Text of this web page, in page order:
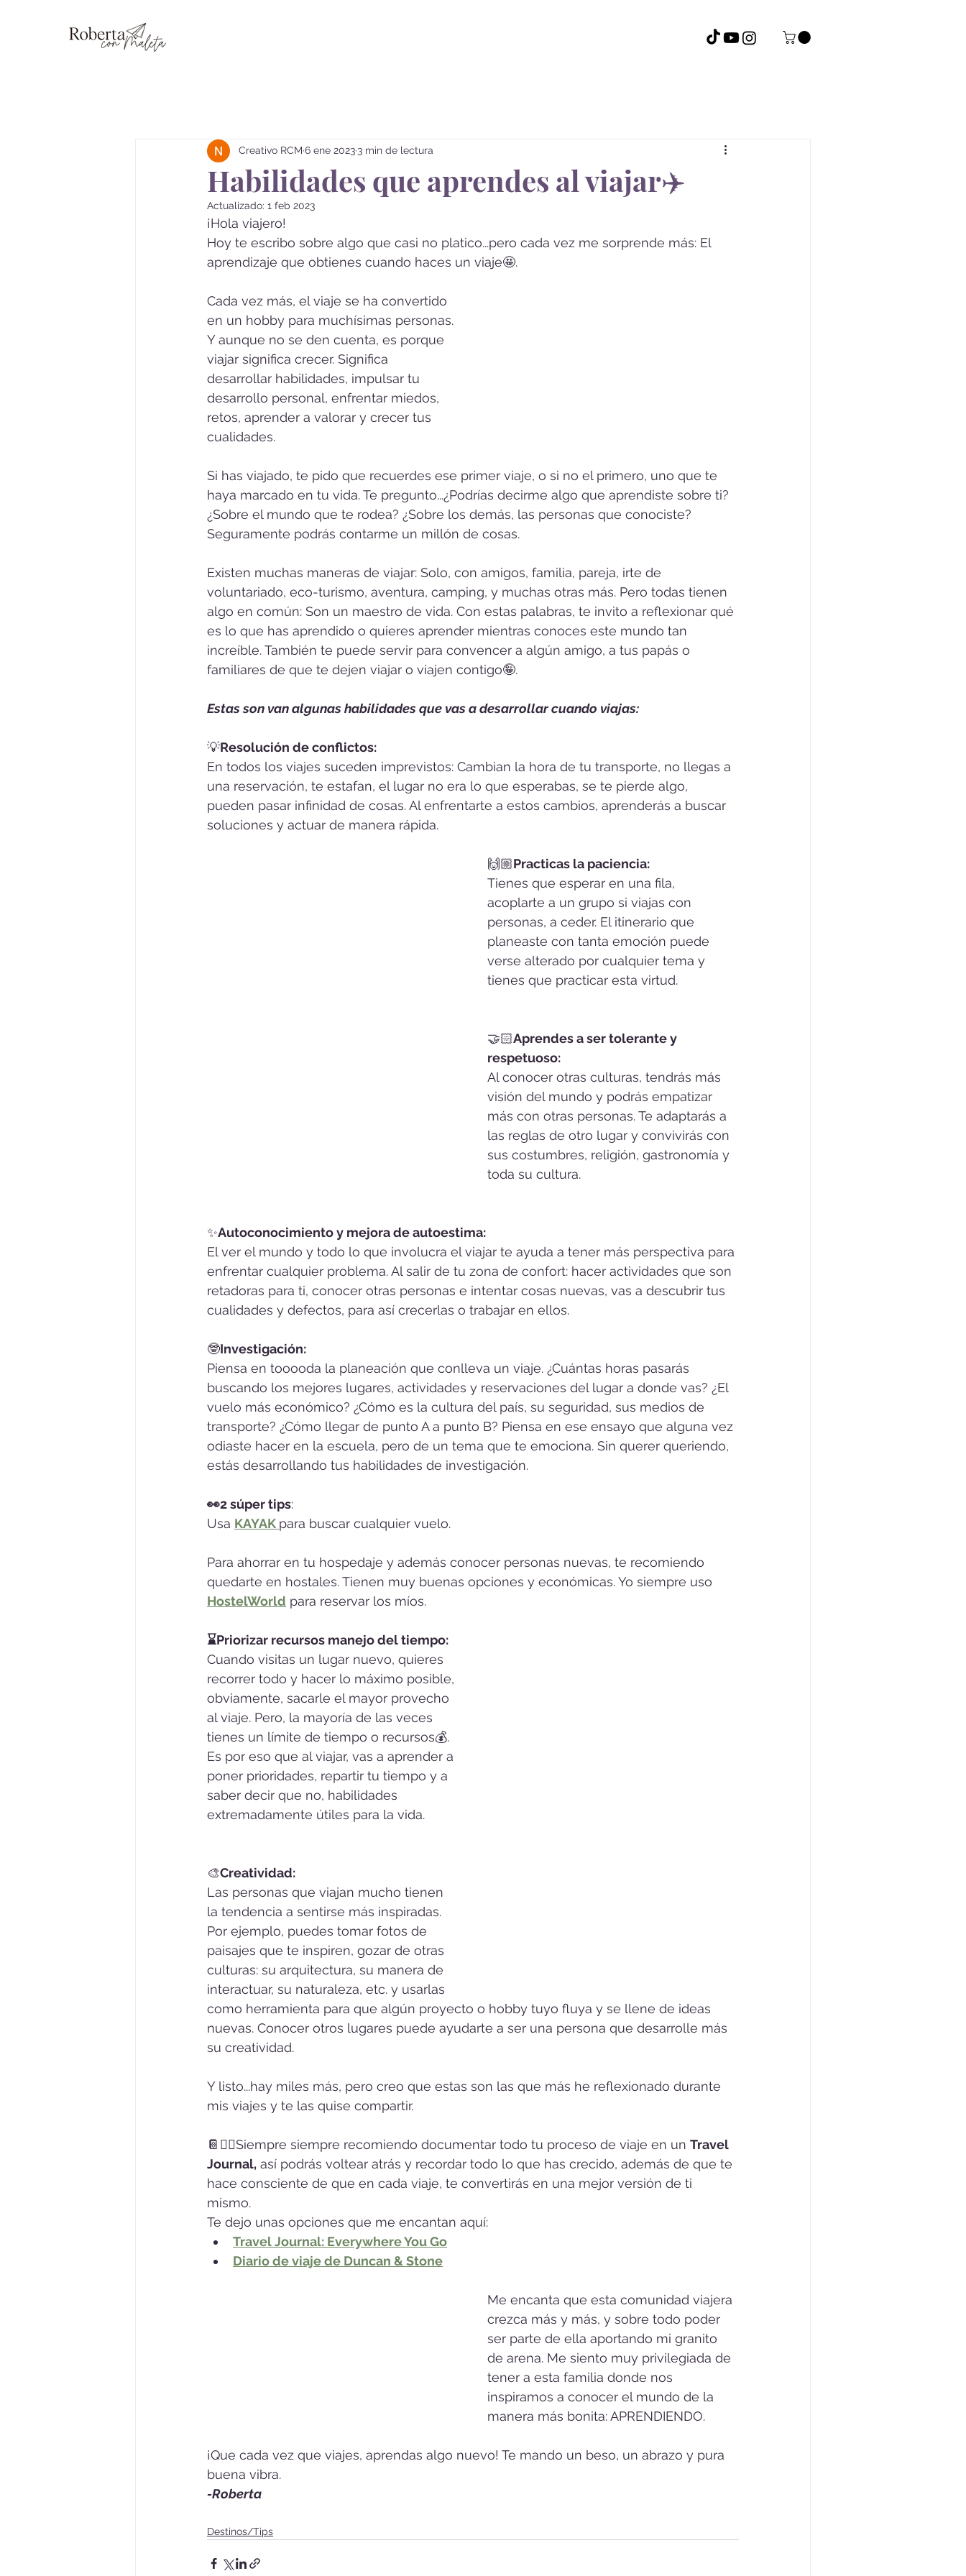
Habilidades que aprendes al viajar✈️
Creativo RCM 6 ene 2023 3 min de lectura
Actualizado: 1 feb 2023
¡Hola viajero!
Hoy te escribo sobre algo que casi no platico...pero cada vez me sorprende más: El
aprendizaje que obtienes cuando haces un viaje🤩.
Cada vez más, el viaje se ha convertido
en un hobby para muchísimas personas.
Y aunque no se den cuenta, es porque
viajar significa crecer. Significa
desarrollar habilidades, impulsar tu
desarrollo personal, enfrentar miedos,
retos, aprender a valorar y crecer tus
cualidades.
Si has viajado, te pido que recuerdes ese primer viaje, o si no el primero, uno que te
haya marcado en tu vida. Te pregunto...¿Podrías decirme algo que aprendiste sobre ti?
¿Sobre el mundo que te rodea? ¿Sobre los demás, las personas que conociste?
Seguramente podrás contarme un millón de cosas.
Existen muchas maneras de viajar: Solo, con amigos, familia, pareja, irte de
voluntariado, eco-turismo, aventura, camping, y muchas otras más. Pero todas tienen
algo en común: Son un maestro de vida. Con estas palabras, te invito a reflexionar qué
es lo que has aprendido o quieres aprender mientras conoces este mundo tan
increíble. También te puede servir para convencer a algún amigo, a tus papás o
familiares de que te dejen viajar o viajen contigo🤪.
Estas son van algunas habilidades que vas a desarrollar cuando viajas:
💡Resolución de conflictos:
En todos los viajes suceden imprevistos: Cambian la hora de tu transporte, no llegas a
una reservación, te estafan, el lugar no era lo que esperabas, se te pierde algo,
pueden pasar infinidad de cosas. Al enfrentarte a estos cambios, aprenderás a buscar
soluciones y actuar de manera rápida.
🙌🏼Practicas la paciencia:
Tienes que esperar en una fila,
acoplarte a un grupo si viajas con
personas, a ceder. El itinerario que
planeaste con tanta emoción puede
verse alterado por cualquier tema y
tienes que practicar esta virtud.
🤝🏻Aprendes a ser tolerante y
respetuoso:
Al conocer otras culturas, tendrás más
visión del mundo y podrás empatizar
más con otras personas. Te adaptarás a
las reglas de otro lugar y convivirás con
sus costumbres, religión, gastronomía y
toda su cultura.
✨Autoconocimiento y mejora de autoestima:
El ver el mundo y todo lo que involucra el viajar te ayuda a tener más perspectiva para
enfrentar cualquier problema. Al salir de tu zona de confort: hacer actividades que son
retadoras para ti, conocer otras personas e intentar cosas nuevas, vas a descubrir tus
cualidades y defectos, para así crecerlas o trabajar en ellos.
🤓Investigación:
Piensa en tooooda la planeación que conlleva un viaje. ¿Cuántas horas pasarás
buscando los mejores lugares, actividades y reservaciones del lugar a donde vas? ¿El
vuelo más económico? ¿Cómo es la cultura del país, su seguridad, sus medios de
transporte? ¿Cómo llegar de punto A a punto B? Piensa en ese ensayo que alguna vez
odiaste hacer en la escuela, pero de un tema que te emociona. Sin querer queriendo,
estás desarrollando tus habilidades de investigación.
👀2 súper tips:
Usa KAYAK para buscar cualquier vuelo.
Para ahorrar en tu hospedaje y además conocer personas nuevas, te recomiendo
quedarte en hostales. Tienen muy buenas opciones y económicas. Yo siempre uso
HostelWorld para reservar los míos.
⌛Priorizar recursos manejo del tiempo:
Cuando visitas un lugar nuevo, quieres
recorrer todo y hacer lo máximo posible,
obviamente, sacarle el mayor provecho
al viaje. Pero, la mayoría de las veces
tienes un límite de tiempo o recursos💰.
Es por eso que al viajar, vas a aprender a
poner prioridades, repartir tu tiempo y a
saber decir que no, habilidades
extremadamente útiles para la vida.
🎨Creatividad:
Las personas que viajan mucho tienen
la tendencia a sentirse más inspiradas.
Por ejemplo, puedes tomar fotos de
paisajes que te inspiren, gozar de otras
culturas: su arquitectura, su manera de
interactuar, su naturaleza, etc. y usarlas
como herramienta para que algún proyecto o hobby tuyo fluya y se llene de ideas
nuevas. Conocer otros lugares puede ayudarte a ser una persona que desarrolle más
su creatividad.
Y listo...hay miles más, pero creo que estas son las que más he reflexionado durante
mis viajes y te las quise compartir.
📔✍🏻Siempre siempre recomiendo documentar todo tu proceso de viaje en un Travel
Journal, así podrás voltear atrás y recordar todo lo que has crecido, además de que te
hace consciente de que en cada viaje, te convertirás en una mejor versión de ti
mismo.
Te dejo unas opciones que me encantan aquí:
Travel Journal: Everywhere You Go
Diario de viaje de Duncan & Stone
Me encanta que esta comunidad viajera
crezca más y más, y sobre todo poder
ser parte de ella aportando mi granito
de arena. Me siento muy privilegiada de
tener a esta familia donde nos
inspiramos a conocer el mundo de la
manera más bonita: APRENDIENDO.
¡Que cada vez que viajes, aprendas algo nuevo! Te mando un beso, un abrazo y pura
buena vibra.
-Roberta
Destinos/Tips